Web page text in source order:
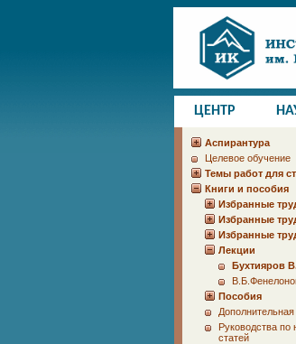
ЦЕНТР
Аспирантура
Целевое обучение
Темы работ для
Книги и пособия
Избранные
Избранные
Избранные
Лекции
Бухтияров
Пособия
Руководства по
статей